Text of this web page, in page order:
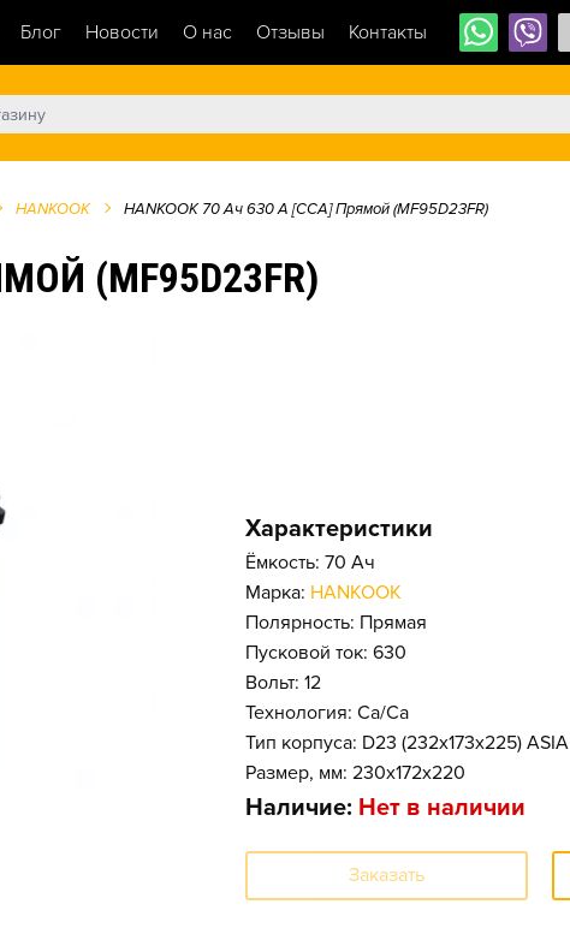
Блог Новости О нас Отзывы Контакты
HANKOOK HANKOOK 70 Ач 630 А [CCA] Прямой (MF95D23FR)
(MF95D23FR)
Характеристики
Ёмкость: 70 Ач
Марка: HANKOOK
Полярность: Прямая
Пусковой ток: 630
Вольт: 12
Технология: Ca/Ca
Тип корпуса: D23 (232x173x225) ASIA
Размер, мм: 230x172x220
Наличие: Нет в наличии
Заказать